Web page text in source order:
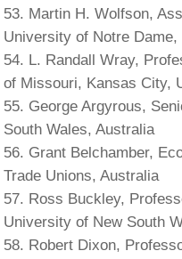
Martin H. Wolfson,
University of Notre Dame,
L. Randall Wray,
of Missouri, Kansas City,
George Argyrous,
South Wales, Australia
Grant Belchamber,
Trade Unions, Australia
Ross Buckley,
University of New South
Robert Dixon,